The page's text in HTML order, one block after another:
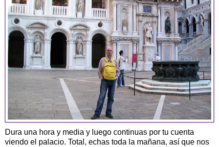
Dura una hora y media y luego continuas por tu cuenta
viendo el palacio. Total, echas toda la mañana, así que nos